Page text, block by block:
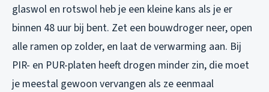
glaswol en rotswol heb je een kleine kans als je er
binnen 48 uur bij bent. Zet een bouwdroger neer, open
alle ramen op zolder, en laat de verwarming aan. Bij
PIR- en PUR-platen heeft drogen minder zin, die moet
je meestal gewoon vervangen als ze eenmaal